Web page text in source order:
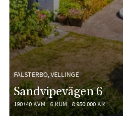
FALSTERBO, VELLINGE
Sandvipevägen 6
190+40 KVM 6 RUM 8 950 000 KR